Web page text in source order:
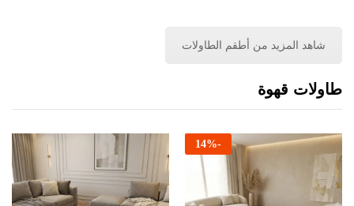
شاهد المزيد من أطقم الطاولات
طاولات قهوة
-
14%